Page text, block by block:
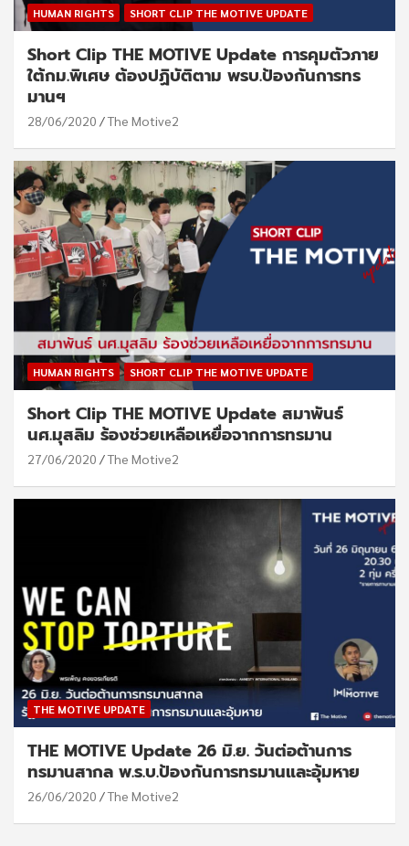
HUMAN RIGHTS SHORT CLIP THE MOTIVE UPDATE
Short Clip THE MOTIVE Update การคุมตัวภาย
ใต้กม.พิเศษ ต้องปฏิบัติตาม พรบ.ป้องกันการทร
มานฯ
28/06/2020 The Motive2
HUMAN RIGHTS SHORT CLIP THE MOTIVE UPDATE
Short Clip THE MOTIVE Update สมาพันธ์
นศ.มุสลิม ร้องช่วยเหลือเหยื่อจากการทรมาน
27/06/2020 The Motive2
THE MOTIVE UPDATE
THE MOTIVE Update 26 มิ.ย. วันต่อต้านการ
ทรมานสากล พ.ร.บ.ป้องกันการทรมานและอุ้มหาย
26/06/2020 The Motive2